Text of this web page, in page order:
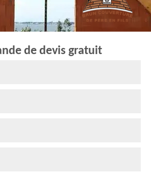
de devis gratuit